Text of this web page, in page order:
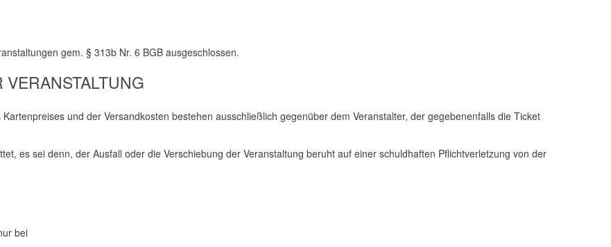
gem. § 313b Nr. 6 BGB ausgeschlossen.
und der Versandkosten bestehen ausschließlich gegenüber dem Veranstalter, der gegebenenfalls die Ticket
es sei denn, der Ausfall oder die Verschiebung der Veranstaltung beruht auf einer schuldhaften Pflichtverletzung von der
bei